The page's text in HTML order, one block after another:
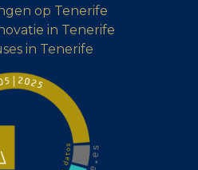
op Tenerife
in Tenerife
in Tenerife